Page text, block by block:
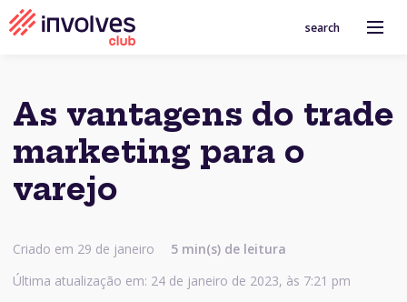
search
As vantagens do trade
marketing para o
varejo
Criado em 29 de janeiro 5 min(s) de leitura
Última atualização em: 24 de janeiro de 2023, às 7:21 pm